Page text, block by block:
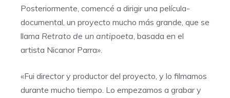
Posteriormente, comencé a dirigir una película-
documental, un proyecto mucho más grande, que se
llama Retrato de un antipoeta, basada en el
artista Nicanor Parra».
«Fui director y productor del proyecto, y lo filmamos
durante mucho tiempo. Lo empezamos a grabar y